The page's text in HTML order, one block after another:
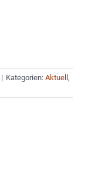
| Kategorien: Aktuell,